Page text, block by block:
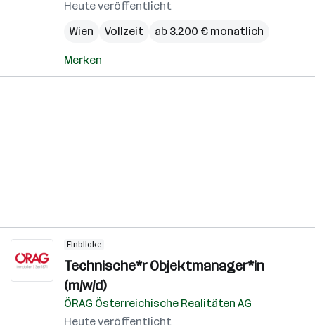
Heute veröffentlicht
Wien
Vollzeit ab 3.200 € monatlich
Merken
Einblicke
Technische*r Objektmanager*in
(m/w/d)
ÖRAG Österreichische Realitäten AG
Heute veröffentlicht